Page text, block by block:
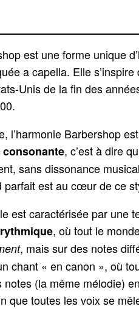
est une forme unique
a capella. Elle
Unis de la fin des
l’harmonie Barbershop
consonante, c’est à dire
sans dissonance
parfait est au cœur de ce
est caractérisée par une
, où tout le
, mais sur des notes
chant « en canon », où
notes (la même mélodie)
que toutes les voix se